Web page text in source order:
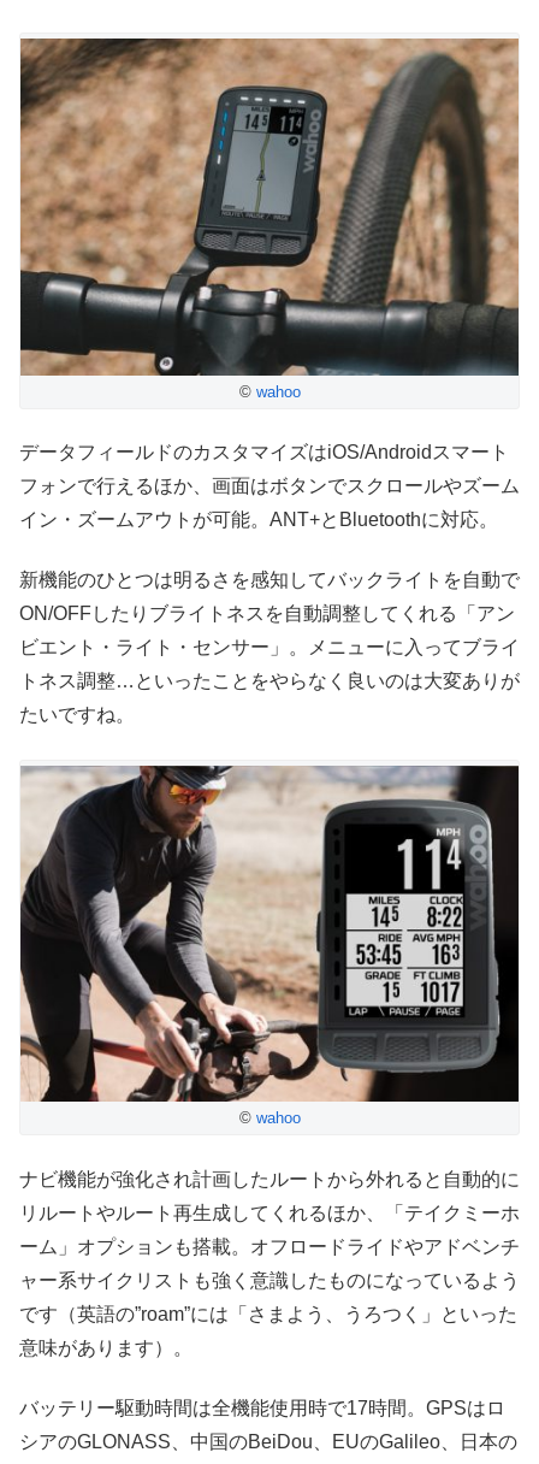
© wahoo
データフィールドのカスタマイズはiOS/Androidスマート
フォンで行えるほか、画面はボタンでスクロールやズーム
イン・ズームアウトが可能。ANT+とBluetoothに対応。
新機能のひとつは明るさを感知してバックライトを自動で
ON/OFFしたりブライトネスを自動調整してくれる「アン
ビエント・ライト・センサー」。メニューに入ってブライ
トネス調整…といったことをやらなく良いのは大変ありが
たいですね。
© wahoo
ナビ機能が強化され計画したルートから外れると自動的に
リルートやルート再生成してくれるほか、「テイクミーホ
ーム」オプションも搭載。オフロードライドやアドベンチ
ャー系サイクリストも強く意識したものになっているよう
です（英語の”roam”には「さまよう、うろつく」といった
意味があります）。
バッテリー駆動時間は全機能使用時で17時間。GPSはロ
シアのGLONASS、中国のBeiDou、EUのGalileo、日本の